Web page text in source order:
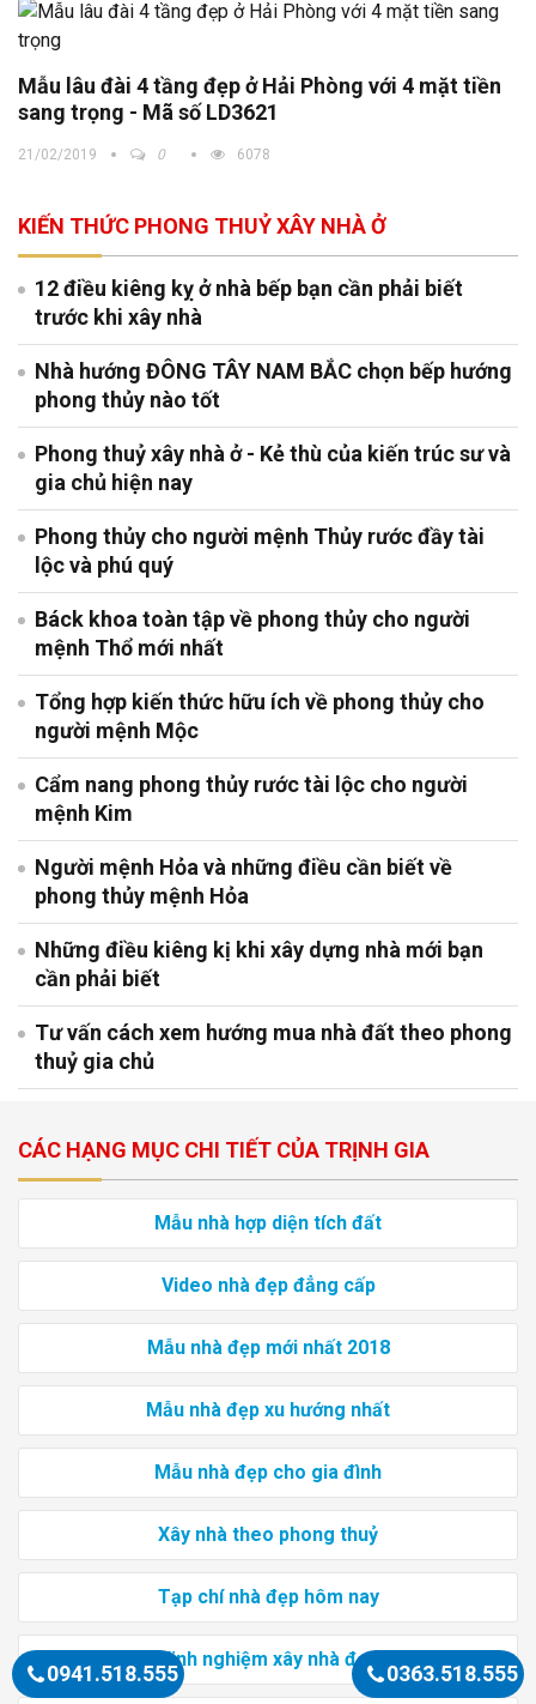
Mẫu lâu đài 4 tầng đẹp ở Hải Phòng với 4 mặt tiền
sang trọng - Mã số LD3621
21/02/2019 0 6078
KIẾN THỨC PHONG THUỶ XÂY NHÀ Ở
12 điều kiêng kỵ ở nhà bếp bạn cần phải biết
trước khi xây nhà
Nhà hướng ĐÔNG TÂY NAM BẮC chọn bếp hướng
phong thủy nào tốt
Phong thuỷ xây nhà ở - Kẻ thù của kiến trúc sư và
gia chủ hiện nay
Phong thủy cho người mệnh Thủy rước đầy tài
lộc và phú quý
Báck khoa toàn tập về phong thủy cho người
mệnh Thổ mới nhất
Tổng hợp kiến thức hữu ích về phong thủy cho
người mệnh Mộc
Cẩm nang phong thủy rước tài lộc cho người
mệnh Kim
Người mệnh Hỏa và những điều cần biết về
phong thủy mệnh Hỏa
Những điều kiêng kị khi xây dựng nhà mới bạn
cần phải biết
Tư vấn cách xem hướng mua nhà đất theo phong
thuỷ gia chủ
CÁC HẠNG MỤC CHI TIẾT CỦA TRỊNH GIA
Mẫu nhà hợp diện tích đất
Video nhà đẹp đẳng cấp
Mẫu nhà đẹp mới nhất 2018
Mẫu nhà đẹp xu hướng nhất
Mẫu nhà đẹp cho gia đình
Xây nhà theo phong thuỷ
Tạp chí nhà đẹp hôm nay
Kinh nghiệm xây nhà đẹp
0941.518.555 0363.518.555